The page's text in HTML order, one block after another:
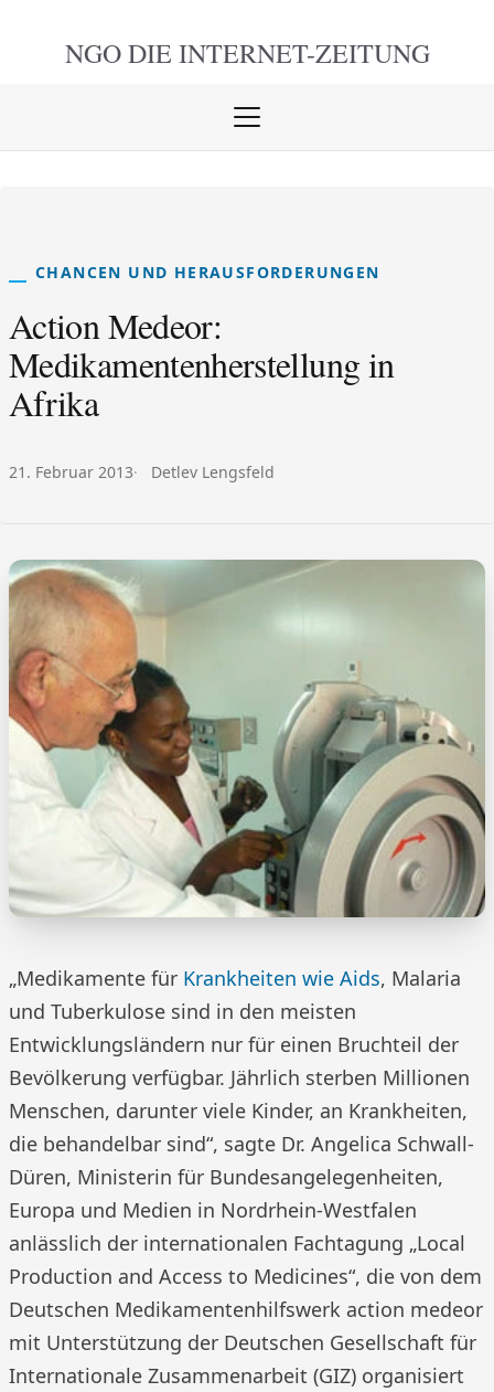
NGO DIE INTERNET-ZEITUNG
Menü
CHANCEN UND HERAUSFORDERUNGEN
Action Medeor:
Medikamentenherstellung in
Afrika
Veröffentlicht am:
21. Februar 2013 Autor:
Detlev Lengsfeld
„Medikamente für Krankheiten wie Aids, Malaria
und Tuberkulose sind in den meisten
Entwicklungsländern nur für einen Bruchteil der
Bevölkerung verfügbar. Jährlich sterben Millionen
Menschen, darunter viele Kinder, an Krankheiten,
die behandelbar sind“, sagte Dr. Angelica Schwall-
Düren, Ministerin für Bundesangelegenheiten,
Europa und Medien in Nordrhein-Westfalen
anlässlich der internationalen Fachtagung „Local
Production and Access to Medicines“, die von dem
Deutschen Medikamentenhilfswerk action medeor
mit Unterstützung der Deutschen Gesellschaft für
Internationale Zusammenarbeit (GIZ) organisiert